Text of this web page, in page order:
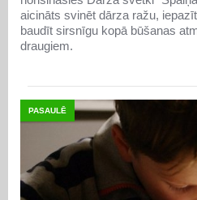
aicināts svinēt dārza ražu,
baudīt sirsnīgu kopā būšanas
draugiem.
PASAULĒ